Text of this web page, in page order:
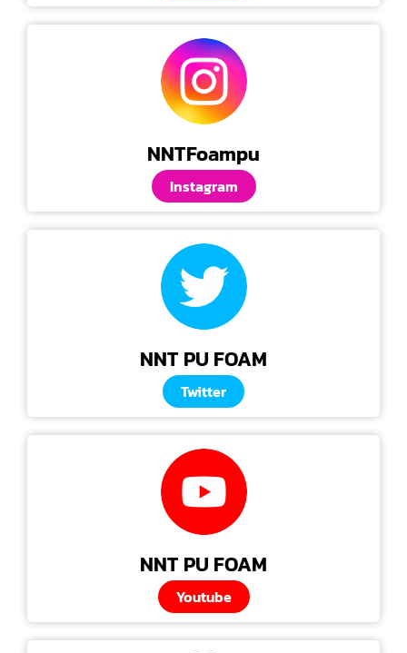
NNTFoampu
Instagram
NNT PU FOAM
Twitter
NNT PU FOAM
Youtube